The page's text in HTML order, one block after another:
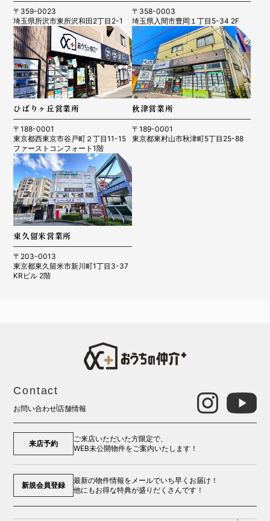
〒359-0023
埼玉県所沢市東所沢和田2丁目2-1
〒358-0003
埼玉県入間市豊岡１丁目5-34 2F
ひばりヶ丘営業所
〒188-0001
東京都西東京市谷戸町２丁目11-15
ファーストコンフォート1階
秋津営業所
〒189-0001
東京都東村山市秋津町5丁目25-88
東久留米営業所
〒203-0013
東京都東久留米市新川町1丁目3-37
KRビル 2階
Contact
お問い合わせ店舗情報
来店予約
ご来店いただいた方限定で、
WEB未公開物件をご案内いたします！
新規会員登録
最新の物件情報をメールでいち早くお届け！
他にもお得な特典が盛りだくさんです！